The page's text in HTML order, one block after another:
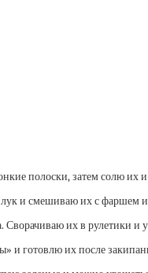
полоски, затем солю их
лук и смешиваю их с
их в рулетики и
и готовлю их после